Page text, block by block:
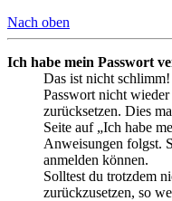
Nach oben
Ich habe mein Passwort
Das ist nicht
Passwort nicht
zurücksetzen. Dies
Seite auf „Ich habe
Anweisungen folgst.
anmelden können.
Solltest du trotzdem
zurückzusetzen, so